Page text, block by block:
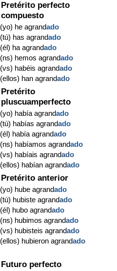
Pretérito perfecto
compuesto
(yo) he agrandado
(tú) has agrandado
(él) ha agrandado
(ns) hemos agrandado
(vs) habéis agrandado
(ellos) han agrandado
Pretérito
pluscuamperfecto
(yo) había agrandado
(tú) habías agrandado
(él) había agrandado
(ns) habíamos agrandado
(vs) habíais agrandado
(ellos) habían agrandado
Pretérito anterior
(yo) hube agrandado
(tú) hubiste agrandado
(él) hubo agrandado
(ns) hubimos agrandado
(vs) hubisteis agrandado
(ellos) hubieron agrandado
Futuro perfecto